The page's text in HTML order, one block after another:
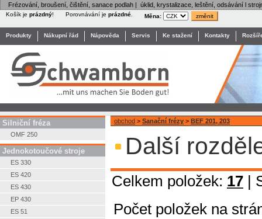
Frézování, broušení, čištění, sanace podlah | úklid, krystalizace, leštění, odsávání l
Košík je prázdný! Porovnávání je prázdné Měna:
Produkty Nákupní řád Nápověda Servis Ke stažení Kontakty
Silniční fréza
OMF 250
Jednokotoučové stroje
ES 330
ES 420
ES 430
EP 430
ES 51
obchod > Sanační frézy > BEF 201, 203
Další
Celkem položek: 17 |
Počet položek na